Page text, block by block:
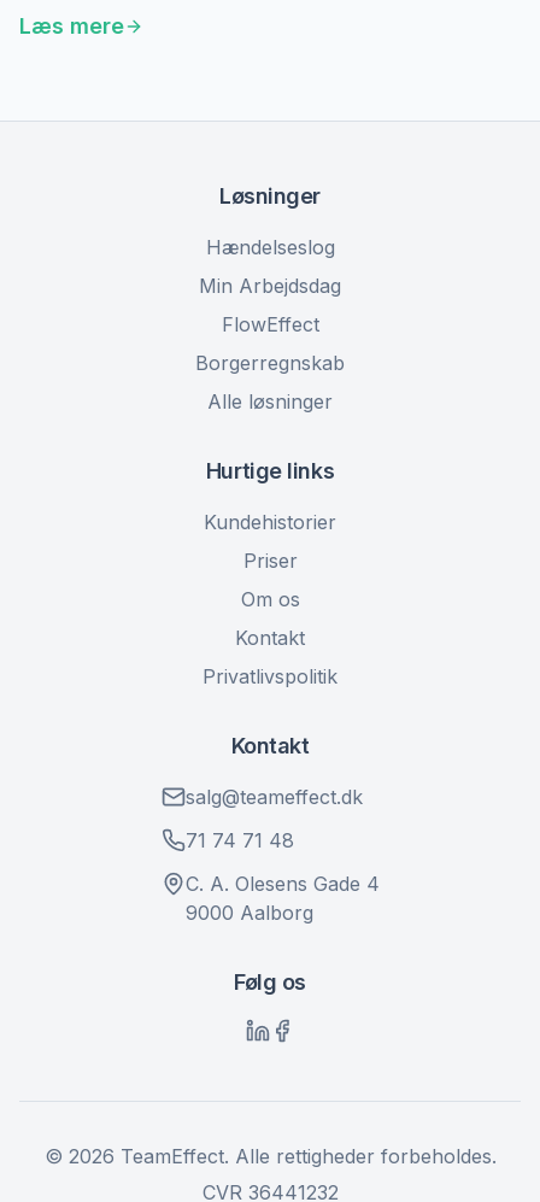
Læs mere
Løsninger
Hændelseslog
Min Arbejdsdag
FlowEffect
Borgerregnskab
Alle løsninger
Hurtige links
Kundehistorier
Priser
Om os
Kontakt
Privatlivspolitik
Kontakt
salg@teameffect.dk
71 74 71 48
C. A. Olesens Gade 4
9000 Aalborg
Følg os
© 2026 TeamEffect. Alle rettigheder forbeholdes.
CVR 36441232